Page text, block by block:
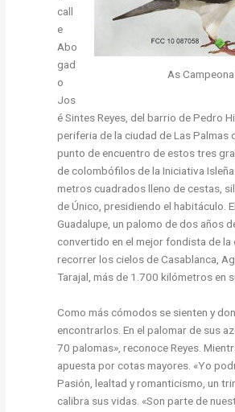
As
call
e
Abo
gad
o
Jos
é Sintes Reyes, del barrio de Pedro
periferia de la ciudad de Las Palmas
punto de encuentro de estos tres
de colombófilos de la Iniciativa
metros cuadrados lleno de cestas,
de Único, presidiendo el habitáculo.
Guadalupe, un palomo de dos años
convertido en el mejor fondista de la
recorrer los cielos de Casablanca,
Tarajal, más de 1.700 kilómetros en
Como más cómodos se sienten y
encontrarlos. En el palomar de sus
70 palomas», reconoce Reyes.
apuesta por cotas mayores. «Yo
Pasión, lealtad y romanticismo, un
calibra sus vidas. «Son parte de